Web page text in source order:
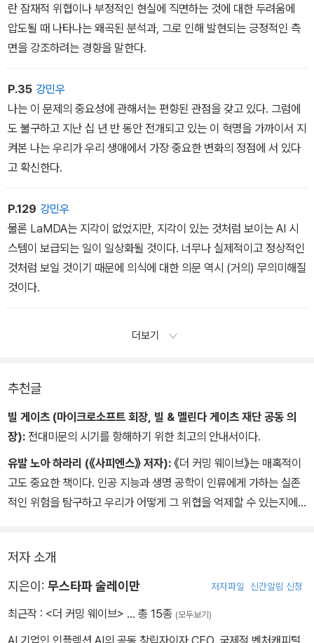
란 잠재적 위협이나 부정적인 현실에 직면하는 것에 대한 두려움에
압도될 때 나타나는 왜곡된 분석과, 그로 인해 발현되는 긍정적인 측
면을 강조하려는 경향을 말한다.
P.35 강민우
나는 이 문제의 중요성에 관해서는 편향된 관점을 갖고 있다. 그럼에
도 불구하고 지난 십 년 반 동안 전개되고 있는 이 혁명을 가까이서 지
켜본 나는 우리가 우리 생애에서 가장 중요한 변화의 정점에 서 있다
고 확신한다.
P.129 강민우
물론 LaMDA는 지각이 없었지만, 지각이 있는 것처럼 보이는 AI 시
스템이 보급되는 일이 일상화될 것이다. 너무나 실제적이고 정상적인
것처럼 보일 것이기 때문에 의식에 대한 의문 역시 (거의) 무의미해질
것이다.
더보기
추천글
빌 게이츠 (마이크로소프트 회장, 빌 & 멜린다 게이츠 재단 공동 의
장): 전대미문의 시기를 항해하기 위한 최고의 안내서이다.
유발 노아 하라리 (《사피엔스》 저자): 《더 커밍 웨이브》는 매혹적이
고도 중요한 책이다. 인공 지능과 생명 공학이 인류에게 가하는 실존
적인 위험을 탐구하고 우리가 어떻게 그 위협을 억제할 수 있는지에
다면 우리를 파멸로 이끌 수도 있다.
저자 소개
지은이: 무스타파 술레이만 저자파일 신간알림 신청
최근작 : <더 커밍 웨이브> … 총 15종 (모두보기)
AI 기업인 인플렉션 AI의 공동 창립자이자 CEO. 국제적 벤처캐피털